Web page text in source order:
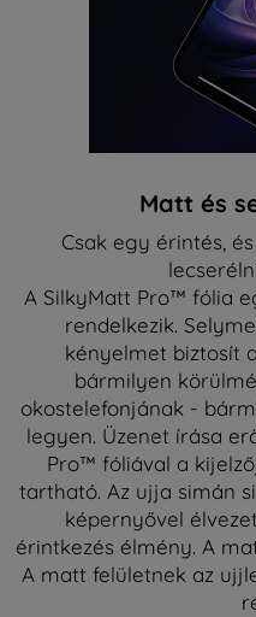
Matt és
Csak egy érintés,
A SilkyMatt Pro™ fólia
rendelkezik.
kényelmet biztosít
bármilyen
okostelefonjának -
legyen. Üzenet írása
Pro™ fóliával a
tartható. Az ujja simán
képernyővel
érintkezés élmény. A
A matt felületnek az